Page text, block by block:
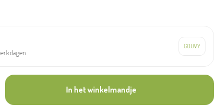
In het winkelmandje